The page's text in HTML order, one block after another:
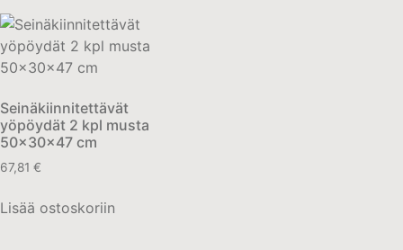
Seinäkiinnitettävät
yöpöydät 2 kpl musta
50x30x47 cm
67,81 €
Lisää ostoskoriin